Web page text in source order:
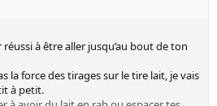
réussi à être aller jusqu’au bout de ton
la force des tirages sur le tire lait, je vais
à petit.